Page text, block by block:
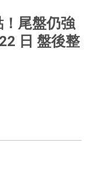
尾盤仍強
日 盤後整